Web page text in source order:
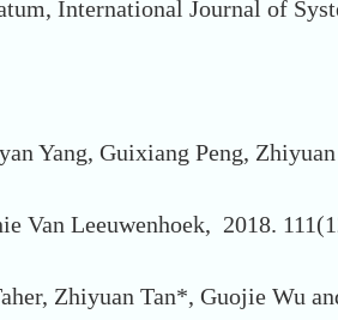
International Journal of
Yang, Guixiang Peng,
Van Leeuwenhoek, 2018.
Zhiyuan Tan*, Guojie Wu